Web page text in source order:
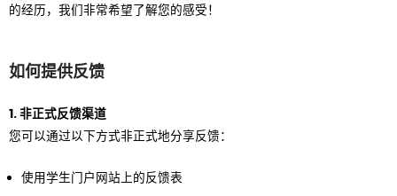
的经历，我们非常希望了解您的感受！
如何提供反馈
1. 非正式反馈渠道
您可以通过以下方式非正式地分享反馈：
使用学生门户网站上的反馈表